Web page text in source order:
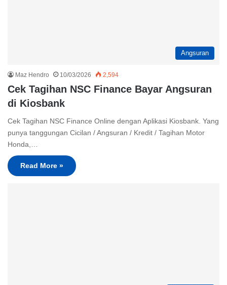
Angsuran
Maz Hendro 10/03/2026 2,594
Cek Tagihan NSC Finance Bayar Angsuran
di Kiosbank
Cek Tagihan NSC Finance Online dengan Aplikasi Kiosbank. Yang
punya tanggungan Cicilan / Angsuran / Kredit / Tagihan Motor
Honda,…
Read More »